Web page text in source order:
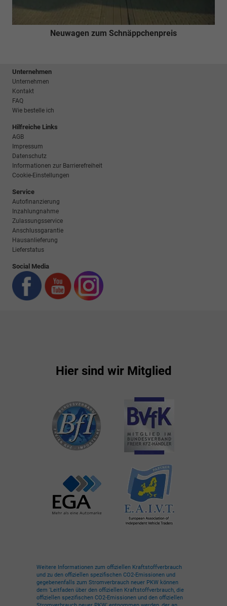
Neuwagen zum Schnäppchenpreis
Unternehmen
Unternehmen
Kontakt
FAQ
Wie bestelle ich
Hilfreiche Links
AGB
Impressum
Datenschutz
Informationen zur Barrierefreiheit
Cookie-Einstellungen
Service
Autofinanzierung
Inzahlungnahme
Zulassungsservice
Anschlussgarantie
Hausanlieferung
Lieferstatus
Social Media
Hier sind wir Mitglied
Weitere Informationen zum offiziellen Kraftstoffverbrauch
und zu den offiziellen spezifischen CO2-Emissionen und
gegebenenfalls zum Stromverbrauch neuer PKW können
dem 'Leitfaden über den offiziellen Kraftstoffverbrauch, die
offiziellen spezifischen CO2-Emissionen und den offiziellen